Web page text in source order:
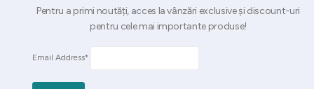
Pentru a primi noutăți, acces la vânzări exclusive și discount-uri
pentru cele mai importante produse!
Email Address*